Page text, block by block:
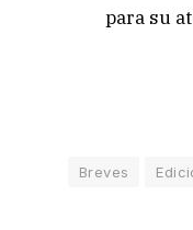
para su
Breves